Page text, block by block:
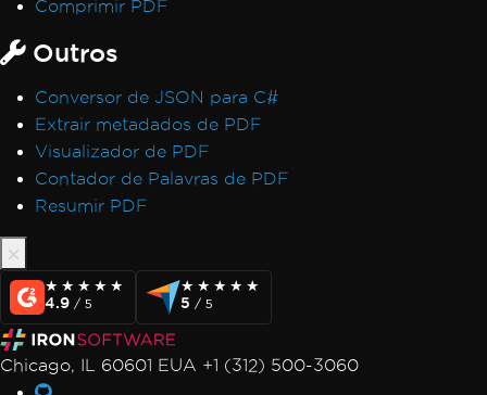
Comprimir PDF
Outros
Conversor de JSON para C#
Extrair metadados de PDF
Visualizador de PDF
Contador de Palavras de PDF
Resumir PDF
★★★★★
★★★★★
4.9 / 5
★★★★★
★★★★★
5 / 5
Chicago, IL 60601 EUA +1 (312) 500-3060